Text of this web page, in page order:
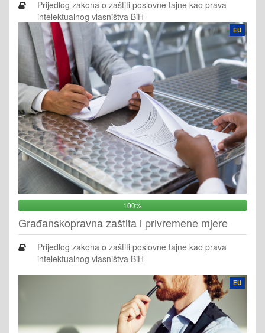
Prijedlog zakona o zaštiti poslovne tajne kao prava
intelektualnog vlasništva BiH
EU
100%
Građanskopravna zaštita i privremene mjere
Prijedlog zakona o zaštiti poslovne tajne kao prava
intelektualnog vlasništva BiH
EU